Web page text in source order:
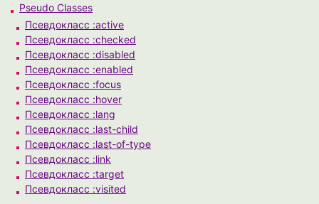
Pseudo Classes
Псевдокласс :active
Псевдокласс :checked
Псевдокласс :disabled
Псевдокласс :enabled
Псевдокласс :focus
Псевдокласс :hover
Псевдокласс :lang
Псевдокласс :last-child
Псевдокласс :last-of-type
Псевдокласс :link
Псевдокласс :target
Псевдокласс :visited